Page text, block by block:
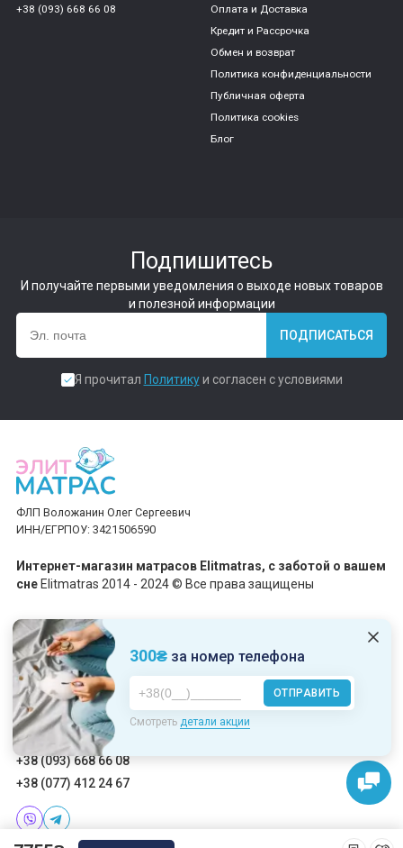
300₴за номер телефона
ОТПРАВИТЬ
Смотреть детали акции
+38 (093) 668 66 08
Оплата и Доставка
Кредит и Рассрочка
Обмен и возврат
Политика конфиденциальности
Публичная оферта
Политика cookies
Блог
Подпишитесь
И получайте первыми уведомления о выходе новых товаров
и полезной информации
ПОДПИСАТЬСЯ
Я прочитал Политикуи согласен с условиями
ФЛП Воложанин Олег Сергеевич
ИНН/ЕГРПОУ: 3421506590
Интернет-магазин матрасов Elitmatras, c заботой о вашем
сне Elitmatras 2014 - 2024 © Все права защищены
Принимаем платежи
Пн-Пт: 10:00 - 19:00
Сб-Вс: 10:00 - 17:00
+38 (093) 668 66 08
+38 (077) 412 24 67